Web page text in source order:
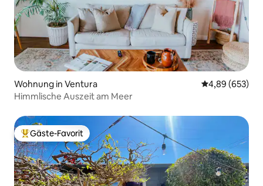
Wohnung in Ventura
4,89 (653)
Himmlische Auszeit am Meer
Beliebter Gäste-Favorit.
Gäste-Favorit